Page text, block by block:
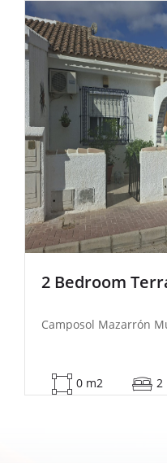
2 Bedroom
Camposol Mazarrón
53 m2 2